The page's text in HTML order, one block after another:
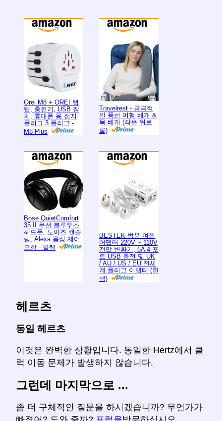
Orei M8 + OREI 랩
탑, 충전기, USB 장
치, 휴대폰 용 접지
플러그 3 플러그 -
M8 Plus
Travelrest - 궁극적
인 풍선 여행 베개 &
목 베개 (작은 위로
롤)
Bose QuietComfort
35 II 무선 블루투스
헤드폰, 노이즈 캔슬
링, Alexa 음성 제어
포함 - 블랙
BESTEK 범용 여행
어댑터 220V ~ 110V
전압 변환기, 6A 4 포
트 USB 충전 및 UK
/ AU / US / EU 전세
계 플러그 어댑터 (흰
색)
헤르츠
동일 헤르츠
이것은 완벽한 상황입니다. 동일한 Hertz에서 클
럭 이동 문제가 발생하지 않습니다.
그런데 마지막으로 ...
좀 더 구체적인 질문을 하시겠습니까? 무언가가